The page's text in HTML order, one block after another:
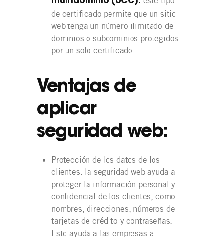
de certificado permite que un sitio
web tenga un número ilimitado de
dominios o subdominios protegidos
por un solo certificado.
Ventajas de
aplicar
seguridad web:
Protección de los datos de los
clientes: la seguridad web ayuda a
proteger la información personal y
confidencial de los clientes, como
nombres, direcciones, números de
tarjetas de crédito y contraseñas.
Esto ayuda a las empresas a